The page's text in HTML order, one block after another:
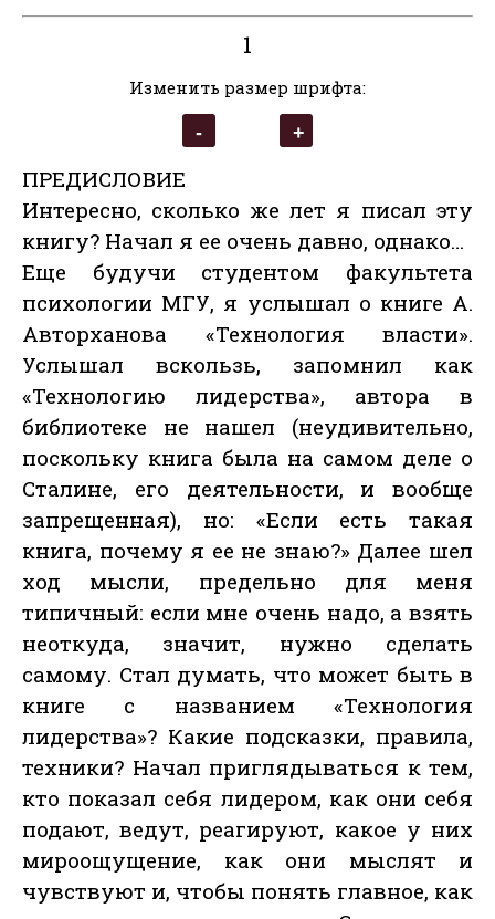
1
Изменить размер шрифта:
ПРЕДИСЛОВИЕ
Интересно, сколько же лет я писал эту
книгу? Начал я ее очень давно, однако…
Еще будучи студентом факультета
психологии МГУ, я услышал о книге А.
Авторханова «Технология власти».
Услышал вскользь, запомнил как
«Технологию лидерства», автора в
библиотеке не нашел (неудивительно,
поскольку книга была на самом деле о
Сталине, его деятельности, и вообще
запрещенная), но: «Если есть такая
книга, почему я ее не знаю?» Далее шел
ход мысли, предельно для меня
типичный: если мне очень надо, а взять
неоткуда, значит, нужно сделать
самому. Стал думать, что может быть в
книге с названием «Технология
лидерства»? Какие подсказки, правила,
техники? Начал приглядываться к тем,
кто показал себя лидером, как они себя
подают, ведут, реагируют, какое у них
мироощущение, как они мыслят и
чувствуют и, чтобы понять главное, как